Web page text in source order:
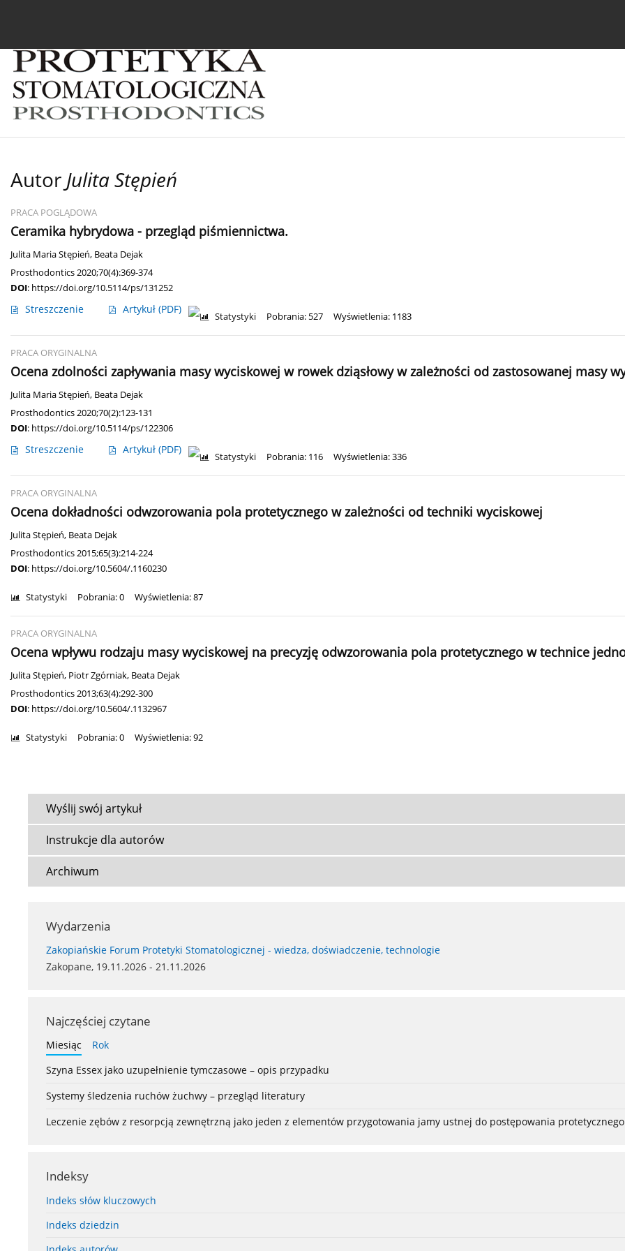
Autor Julita Stępień
PRACA POGLĄDOWA
Ceramika hybrydowa - przegląd piśmiennictwa.
Julita Maria Stępień, Beata Dejak
Prosthodontics 2020;70(4):369-374
DOI: https://doi.org/10.5114/ps/131252
Streszczenie Artykuł (PDF)
Statystyki Pobrania: 527 Wyświetlenia: 1183
PRACA ORYGINALNA
Ocena zdolności zapływania masy wyciskowej w rowek dziąsłowy w zależności od zastosowanej masy
Julita Maria Stępień, Beata Dejak
Prosthodontics 2020;70(2):123-131
DOI: https://doi.org/10.5114/ps/122306
Streszczenie Artykuł (PDF)
Statystyki Pobrania: 116 Wyświetlenia: 336
PRACA ORYGINALNA
Ocena dokładności odwzorowania pola protetycznego w zależności od techniki wyciskowej
Julita Stępień, Beata Dejak
Prosthodontics 2015;65(3):214-224
DOI: https://doi.org/10.5604/.1160230
Statystyki Pobrania: 0 Wyświetlenia: 87
PRACA ORYGINALNA
Ocena wpływu rodzaju masy wyciskowej na precyzję odwzorowania pola protetycznego w technice
Julita Stępień, Piotr Zgórniak, Beata Dejak
Prosthodontics 2013;63(4):292-300
DOI: https://doi.org/10.5604/.1132967
Statystyki Pobrania: 0 Wyświetlenia: 92
Wyślij swój artykuł
Instrukcje dla autorów
Archiwum
Wydarzenia
Zakopiańskie Forum Protetyki Stomatologicznej - wiedza, doświadczenie, technologie
Zakopane, 19.11.2026 - 21.11.2026
Najczęściej czytane
Miesiąc
Rok
Szyna Essex jako uzupełnienie tymczasowe – opis przypadku
Systemy śledzenia ruchów żuchwy – przegląd literatury
Leczenie zębów z resorpcją zewnętrzną jako jeden z elementów przygotowania jamy ustnej do postępowania
Indeksy
Indeks słów kluczowych
Indeks dziedzin